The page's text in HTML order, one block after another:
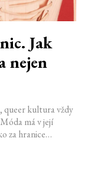
Jak
nejen
queer kultura vždy
má v její
za hranice
jako tichý jazyk.
lidé na okraji